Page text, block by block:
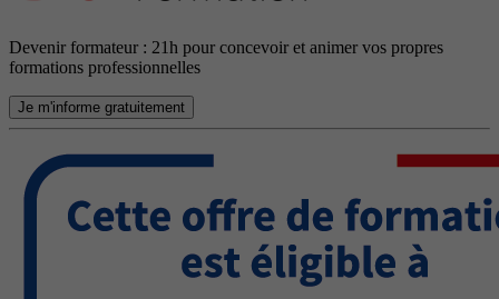
Devenir formateur : 21h pour concevoir et animer vos propres
formations professionnelles
Je m'informe gratuitement